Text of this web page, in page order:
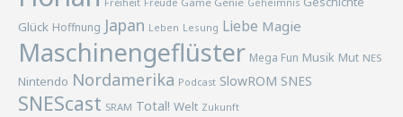
Geheimnis
Glück Hoffnung Japan Leben Lesung Liebe Magie
Maschinengeflüster Mega Fun Musik Mut NES
Nintendo Nordamerika Podcast SlowROM SNES
SNEScast SRAM Total! Welt Zukunft